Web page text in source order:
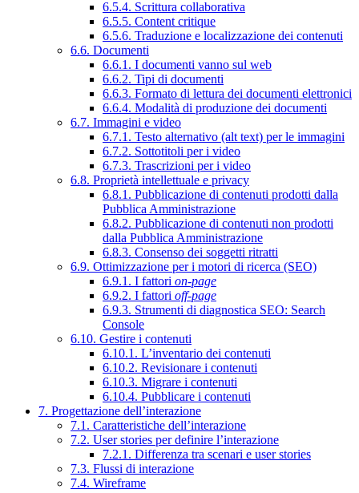
6.5.4. Scrittura collaborativa
6.5.5. Content critique
6.5.6. Traduzione e localizzazione dei contenuti
6.6. Documenti
6.6.1. I documenti vanno sul web
6.6.2. Tipi di documenti
6.6.3. Formato di lettura dei documenti elettronici
6.6.4. Modalità di produzione dei documenti
6.7. Immagini e video
6.7.1. Testo alternativo (alt text) per le immagini
6.7.2. Sottotitoli per i video
6.7.3. Trascrizioni per i video
6.8. Proprietà intellettuale e privacy
6.8.1. Pubblicazione di contenuti prodotti dalla
Pubblica Amministrazione
6.8.2. Pubblicazione di contenuti non prodotti
dalla Pubblica Amministrazione
6.8.3. Consenso dei soggetti ritratti
6.9. Ottimizzazione per i motori di ricerca (SEO)
6.9.1. I fattori on-page
6.9.2. I fattori off-page
6.9.3. Strumenti di diagnostica SEO: Search
Console
6.10. Gestire i contenuti
6.10.1. L’inventario dei contenuti
6.10.2. Revisionare i contenuti
6.10.3. Migrare i contenuti
6.10.4. Pubblicare i contenuti
7. Progettazione dell’interazione
7.1. Caratteristiche dell’interazione
7.2. User stories per definire l’interazione
7.2.1. Differenza tra scenari e user stories
7.3. Flussi di interazione
7.4. Wireframe